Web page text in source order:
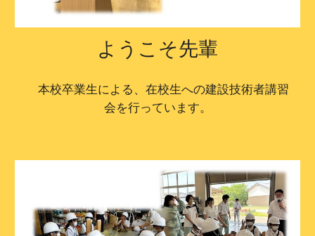
ようこそ先輩
本校卒業生による、在校生への建設技術者講習
会を行っています。